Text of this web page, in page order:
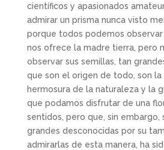
científicos y apasionados
admirar un prisma nunca visto
porque todos podemos
nos ofrece la madre tierra, pero
observar sus semillas, tan
que son el origen de todo, son la
hermosura de la naturaleza y la
que podamos disfrutar de una
sentidos, pero que, sin embargo,
grandes desconocidas por su
admirarlas de esta manera, ha